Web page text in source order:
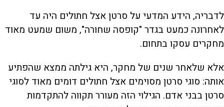
לדבריה, הידע המדעי על סרטן אצל חתולים היה עד
לאחרונה כמעט בגדר "קופסה שחורה", משום שמעט מאוד
מחקרים עסקו בתחום.
אלא שלאחר שנים של מחקר, היא גילתה ממצא שהפתיע
אותה: סוגי סרטן מסוימים אצל חתולים דומים מאוד לסוגי
סרטן בבני אדם. הגילוי הזה מעורר תקווה להתקדמות